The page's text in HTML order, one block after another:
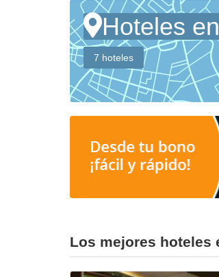
Hoteles
7 hoteles
Los mejores hoteles